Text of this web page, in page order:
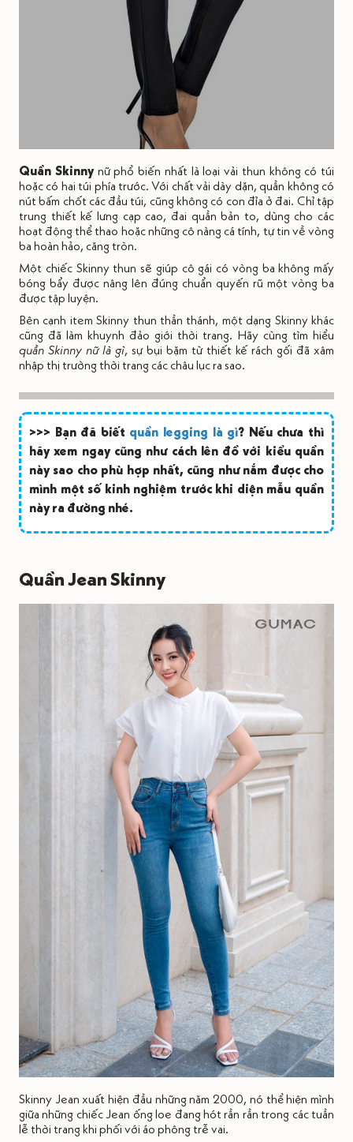
Quần Skinnynữ phổ biến nhất là loại vải thun không có túi
hoặc có hai túi phía trước. Với chất vải dày dặn, quần không có
nút bấm chốt các đầu túi, cũng không có con đỉa ở đai. Chỉ tập
trung thiết kế lưng cạp cao, đai quần bản to, dùng cho các
hoạt động thể thao hoặc những cô nàng cá tính, tự tin về vòng
ba hoàn hảo, căng tròn.
Một chiếc Skinny thun sẽ giúp cô gái có vòng ba không mấy
bóng bẩy được nâng lên đúng chuẩn quyến rũ một vòng ba
được tập luyện.
Bên cạnh item Skinny thun thần thánh, một dạng Skinny khác
cũng đã làm khuynh đảo giới thời trang. Hãy cùng tìm hiểu
quần Skinny nữ là gì, sự bụi bặm từ thiết kế rách gối đã xâm
nhập thị trường thời trang các châu lục ra sao.
>>> Bạn đã biết quần legging là gì? Nếu chưa thì
hãy xem ngay cũng như cách lên đồ với kiểu quần
này sao cho phù hợp nhất, cũng như nắm được cho
mình một số kinh nghiệm trước khi diện mẫu quần
này ra đường nhé.
Quần Jean Skinny
Skinny Jean xuất hiện đầu những năm 2000, nó thể hiện mình
giữa những chiếc Jean ống loe đang hót rần rần trong các tuần
lễ thời trang khi phối với áo phông trễ vai.